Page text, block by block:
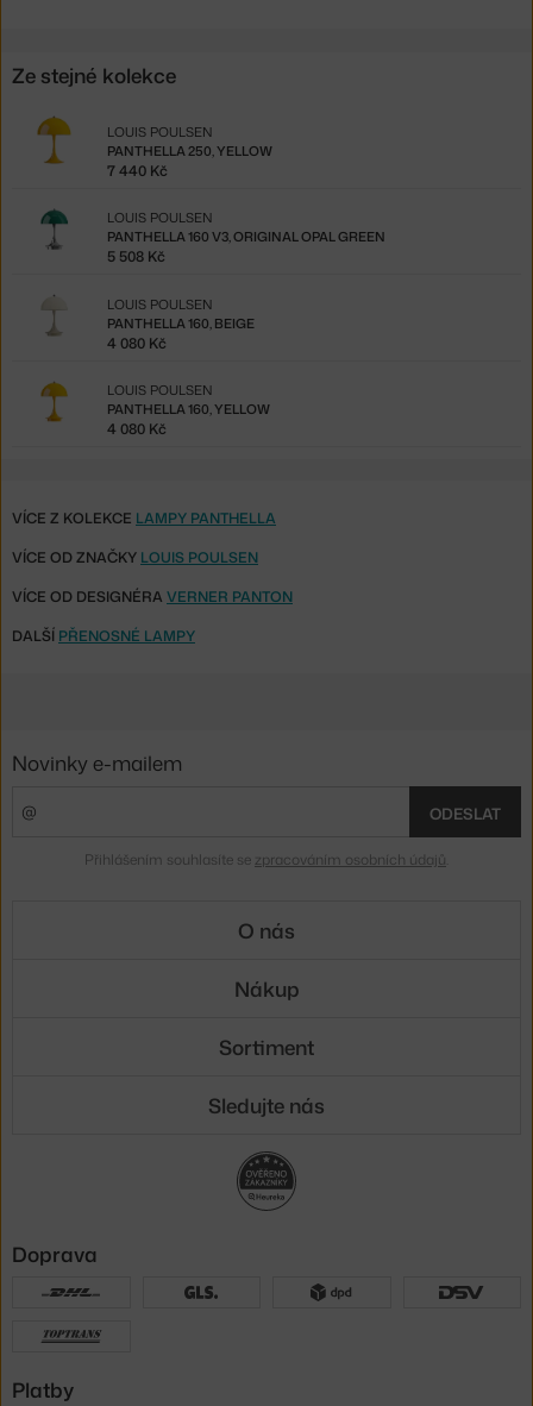
Ze stejné kolekce
PANTHELLA 250, YELLOW
LOUIS POULSEN
7 440 Kč
PANTHELLA 160 V3, ORIGINAL OPAL GREEN
LOUIS POULSEN
5 508 Kč
PANTHELLA 160, BEIGE
LOUIS POULSEN
4 080 Kč
PANTHELLA 160, YELLOW
LOUIS POULSEN
4 080 Kč
VÍCE Z KOLEKCE LAMPY PANTHELLA
VÍCE OD ZNAČKY LOUIS POULSEN
VÍCE OD DESIGNÉRA VERNER PANTON
DALŠÍ PŘENOSNÉ LAMPY
Novinky e-mailem
ODESLAT
Přihlášením souhlasíte se zpracováním osobních údajů
O nás
Nákup
Sortiment
Sledujte nás
Doprava
Platby